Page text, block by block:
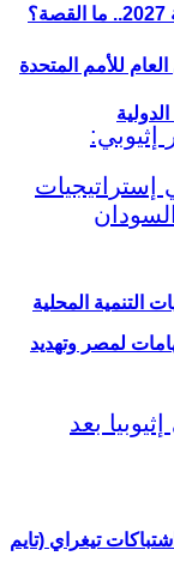
لمصر وتهديد
للأمم المتحدة
التنمية المحلية
تيغراي (تايم